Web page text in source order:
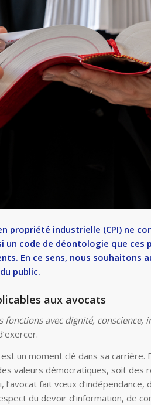
propriété industrielle (CPI) ne
un code de déontologie que
En ce sens, nous souhaitons
public.
aux avocats
fonctions avec dignité,
un moment clé dans sa carrière.
valeurs démocratiques, soit
fait vœux
du devoir d’information, de